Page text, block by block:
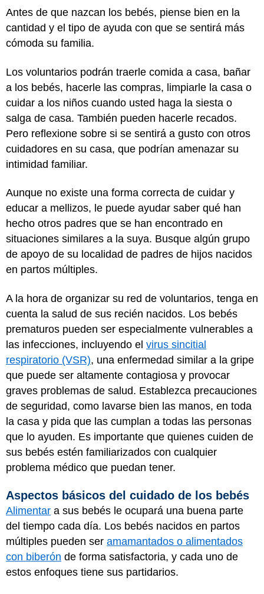
Antes de que nazcan los bebés, piense bien en la
cantidad y el tipo de ayuda con que se sentirá más
cómoda su familia.
Los voluntarios podrán traerle comida a casa, bañar
a los bebés, hacerle las compras, limpiarle la casa o
cuidar a los niños cuando usted haga la siesta o
salga de casa. También pueden hacerle recados.
Pero reflexione sobre si se sentirá a gusto con otros
cuidadores en su casa, que podrían amenazar su
intimidad familiar.
Aunque no existe una forma correcta de cuidar y
educar a mellizos, le puede ayudar saber qué han
hecho otros padres que se han encontrado en
situaciones similares a la suya. Busque algún grupo
de apoyo de su localidad de padres de hijos nacidos
en partos múltiples.
A la hora de organizar su red de voluntarios, tenga en
cuenta la salud de sus recién nacidos. Los bebés
prematuros pueden ser especialmente vulnerables a
las infecciones, incluyendo el virus sincitial
respiratorio (VSR), una enfermedad similar a la gripe
que puede ser altamente contagiosa y provocar
graves problemas de salud. Establezca precauciones
de seguridad, como lavarse bien las manos, en toda
la casa y pida que las cumplan a todas las personas
que lo ayuden. Es importante que quienes cuiden de
sus bebés estén familiarizados con cualquier
problema médico que puedan tener.
Aspectos básicos del cuidado de los bebés
Alimentar a sus bebés le ocupará una buena parte
del tiempo cada día. Los bebés nacidos en partos
múltiples pueden ser amamantados o alimentados
con biberón de forma satisfactoria, y cada uno de
estos enfoques tiene sus partidarios.